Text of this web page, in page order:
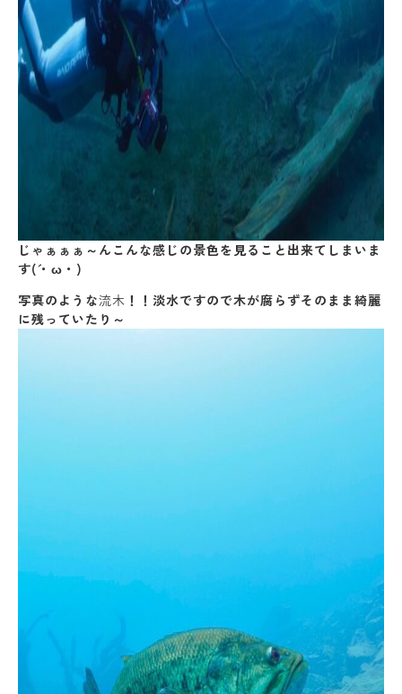
じゃぁぁぁ～んこんな感じの景色を見ること出来てしまいま
す(´・ω・)
写真のような流木 ！！淡水ですので木が腐らずそのまま綺麗
に残っていたり～